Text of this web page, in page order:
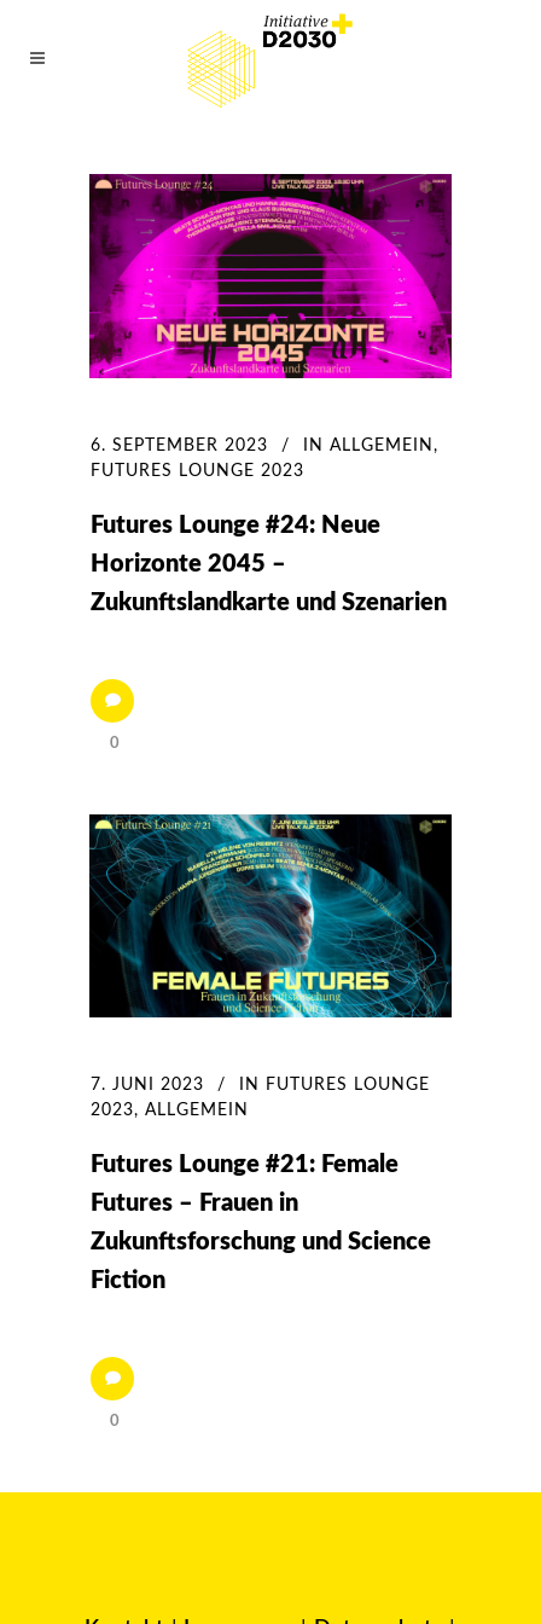
6. SEPTEMBER 2023 IN ALLGEMEIN ,
FUTURES LOUNGE 2023
Futures Lounge #24: Neue
Horizonte 2045 –
Zukunftslandkarte und Szenarien
0
7. JUNI 2023 IN
FUTURES LOUNGE
2023, ALLGEMEIN
Futures Lounge #21: Female
Futures – Frauen in
Zukunftsforschung und Science
Fiction
0